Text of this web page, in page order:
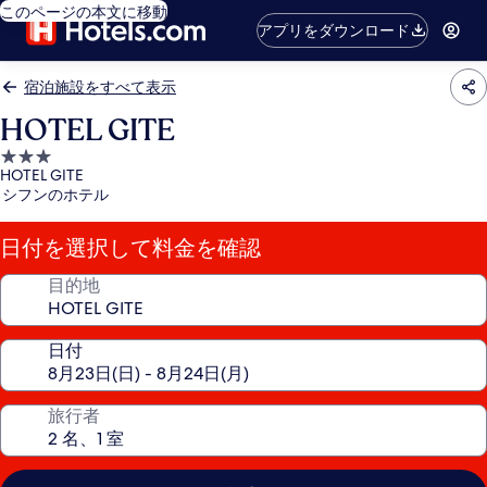
このページの本文に移動
アプリをダウンロード
宿泊施設をすべて表示
HOTEL GITE
3.0
つ
星
宿
泊
施
HOTEL GITE
シフンのホテル
日付を選択して料金を確認
目的地
日付
旅行者